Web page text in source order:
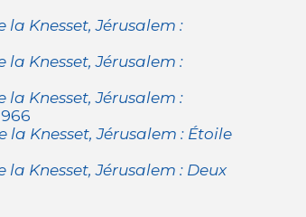
Knesset, Jérusalem :
Knesset, Jérusalem :
Knesset, Jérusalem :
Knesset, Jérusalem : Étoile
Knesset, Jérusalem : Deux